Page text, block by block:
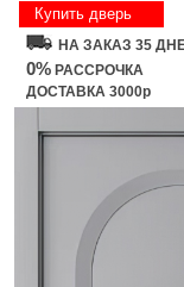
Купить дверь
НА ЗАКАЗ 35
0% РАССРОЧКА
ДОСТАВКА 3000р